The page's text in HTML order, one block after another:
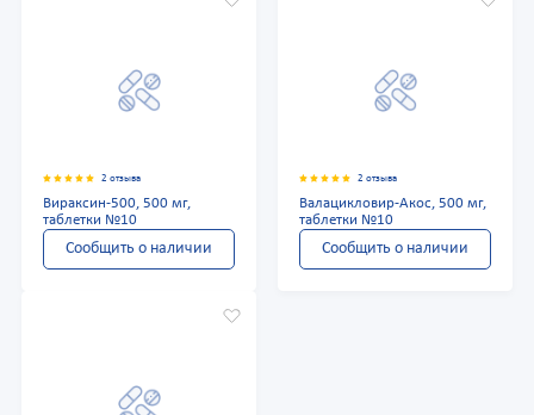
2 отзыва
Вираксин-500, 500 мг,
таблетки №10
Сообщить о наличии
2 отзыва
Валацикловир-Акос, 500 мг,
таблетки №10
Сообщить о наличии